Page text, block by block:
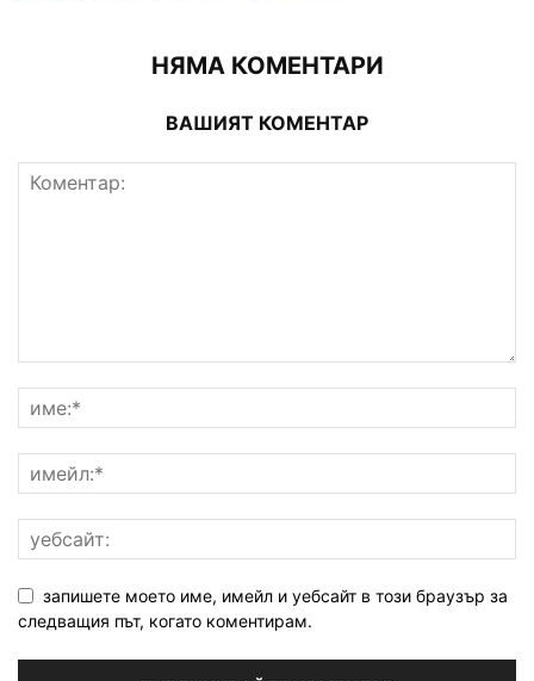
НЯМА КОМЕНТАРИ
ВАШИЯТ КОМЕНТАР
запишете моето име, имейл и уебсайт в този браузър за
следващия път, когато коментирам.